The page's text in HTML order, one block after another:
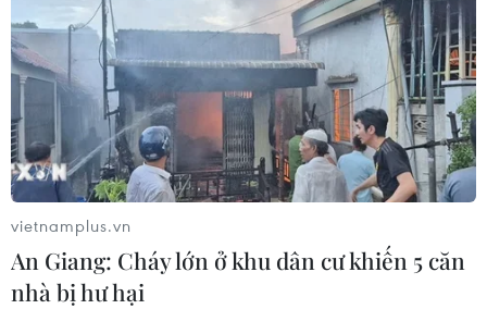
VNPT-VRG và cái “bắt tay” chiến
lược của để xây mô hình khu công
nghiệp công nghệ số
05/08/2026 02:59
vietnamplus.vn
An Giang: Cháy lớn ở khu dân cư khiến 5 căn
nhà bị hư hại